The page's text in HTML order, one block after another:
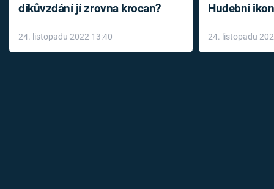
díkůvzdání jí zrovna krocan?
24. listopadu 2022 13:40
Hudební
léky
24. listopadu